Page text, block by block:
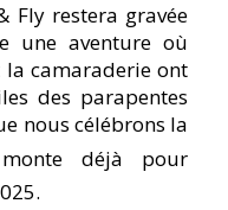
Fly restera gravée
une aventure où
la camaraderie ont
des parapentes
nous célébrons la
déjà pour